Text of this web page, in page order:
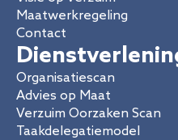
Maatwerkregeling
Contact
Organisatiescan
Advies op Maat
Verzuim Oorzaken Scan
Taakdelegatiemodel